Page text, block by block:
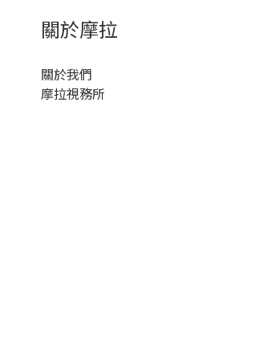
關於摩拉
關於我們
摩拉視務所